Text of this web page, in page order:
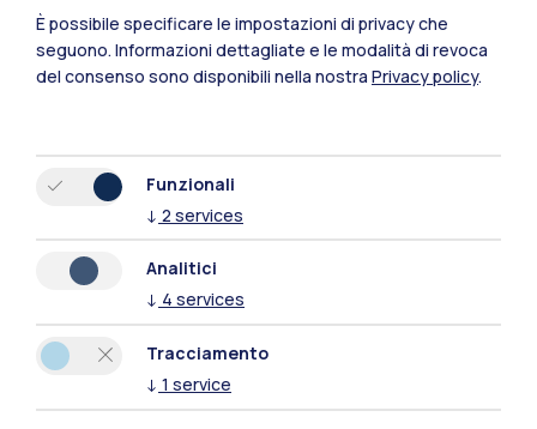
Polimi Community
Tutti i siti dell’ecosistema
È possibile specificare le impostazioni di privacy che
seguono. Informazioni dettagliate e le modalità di revoca
del consenso sono disponibili nella nostra Privacy policy.
Funzionali
↓ 2 services
Analitici
↓ 4 services
Tracciamento
↓ 1 service